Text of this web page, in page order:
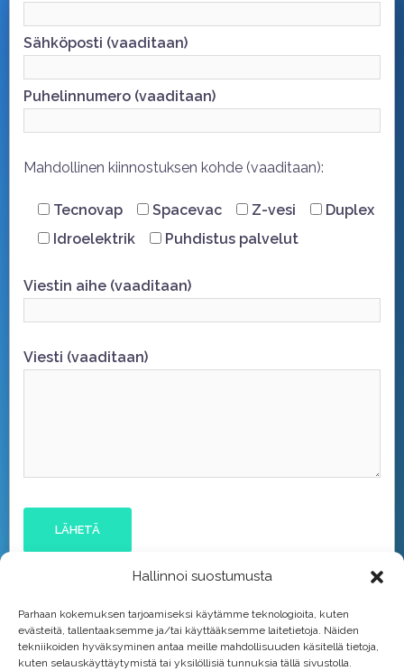
Hallinnoi suostumusta
Parhaan kokemuksen tarjoamiseksi käytämme teknologioita, kuten
evästeitä, tallentaaksemme ja/tai käyttääksemme laitetietoja. Näiden
tekniikoiden hyväksyminen antaa meille mahdollisuuden käsitellä tietoja,
kuten selauskäyttäytymistä tai yksilöllisiä tunnuksia tällä sivustolla.
Sähköposti (vaaditaan)
Puhelinnumero (vaaditaan)
Mahdollinen kiinnostuksen kohde (vaaditaan):
Tecnovap Spacevac Z-vesi
Duplex
Idroelektrik
Puhdistus palvelut
Viestin aihe (vaaditaan)
Viesti (vaaditaan)